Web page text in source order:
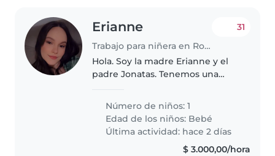
Erianne
Trabajo para niñera en Rosario
31
Hola. Soy la madre Erianne y el
padre Jonatas. Tenemos una
buscando una persona
responsable y paciente para
cuidarla en los horarios que
estamos cursando..
Número de niños: 1
Edad de los niños: Bebé
Última actividad: hace 2 días
$ 3.000,00/hora